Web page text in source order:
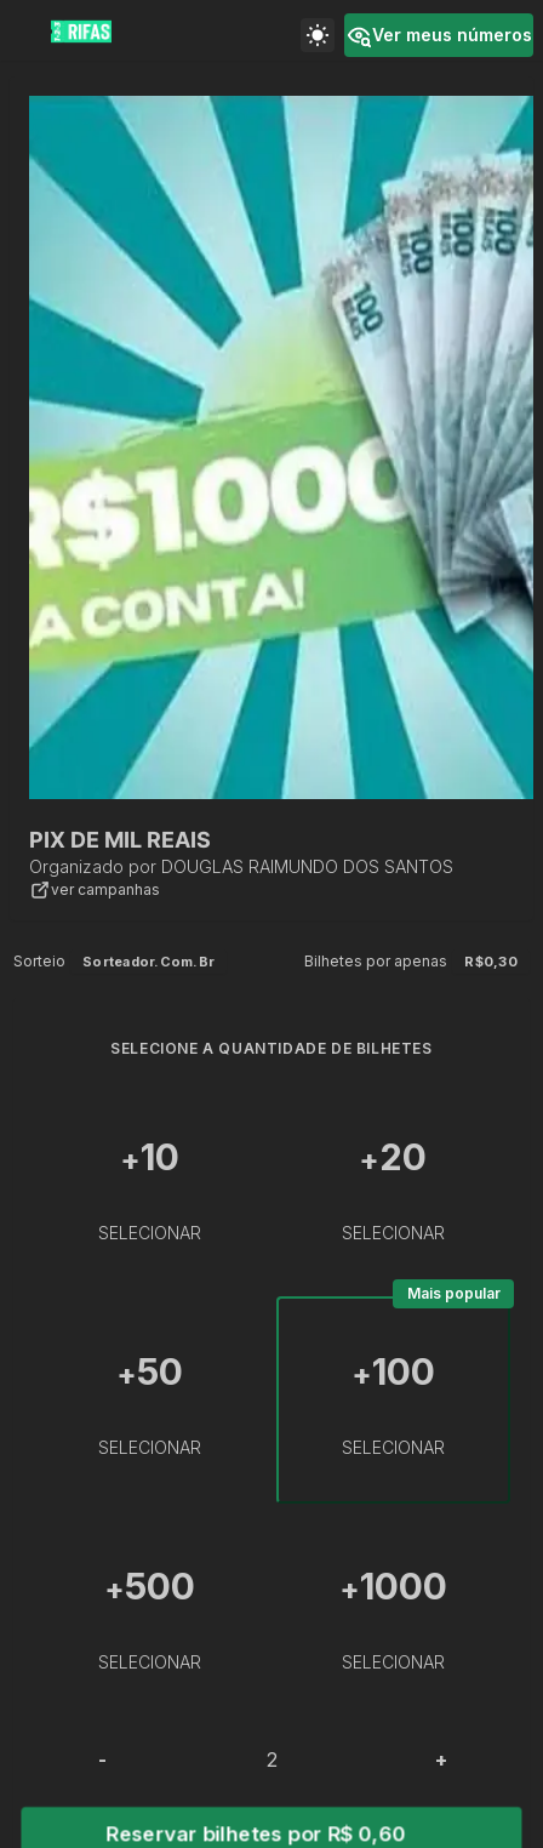
Ver meus números
PIX DE MIL REAIS
Organizado por DOUGLAS RAIMUNDO DOS SANTOS
ver campanhas
Sorteio Sorteador.com.br Bilhetes por apenas R$0,30
SELECIONE A QUANTIDADE DE BILHETES
+10
SELECIONAR
+20
SELECIONAR
+50
SELECIONAR
+100
SELECIONAR
Mais popular
+500
SELECIONAR
+1000
SELECIONAR
- +
Reservar bilhetes por R$ 0,60